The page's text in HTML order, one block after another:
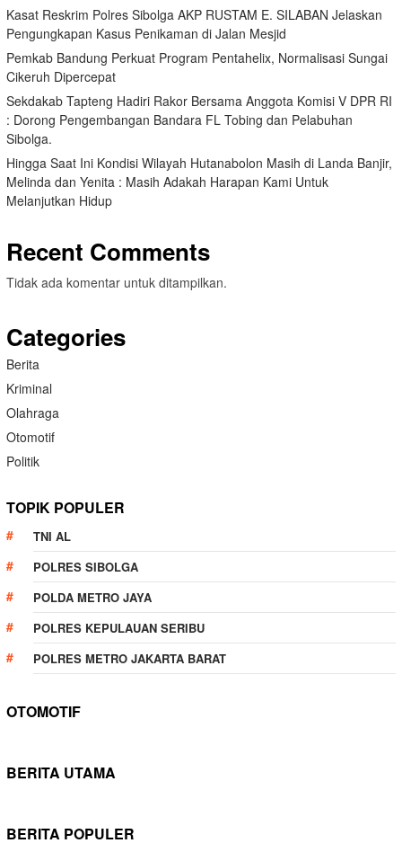
Kasat Reskrim Polres Sibolga AKP RUSTAM E. SILABAN Jelaskan
Pengungkapan Kasus Penikaman di Jalan Mesjid
Pemkab Bandung Perkuat Program Pentahelix, Normalisasi Sungai
Cikeruh Dipercepat
Sekdakab Tapteng Hadiri Rakor Bersama Anggota Komisi V DPR RI
: Dorong Pengembangan Bandara FL Tobing dan Pelabuhan
Sibolga.
Hingga Saat Ini Kondisi Wilayah Hutanabolon Masih di Landa Banjir,
Melinda dan Yenita : Masih Adakah Harapan Kami Untuk
Melanjutkan Hidup
Recent Comments
Tidak ada komentar untuk ditampilkan.
Categories
Berita
Kriminal
Olahraga
Otomotif
Politik
TOPIK POPULER
TNI AL
POLRES SIBOLGA
POLDA METRO JAYA
POLRES KEPULAUAN SERIBU
POLRES METRO JAKARTA BARAT
OTOMOTIF
BERITA UTAMA
BERITA POPULER